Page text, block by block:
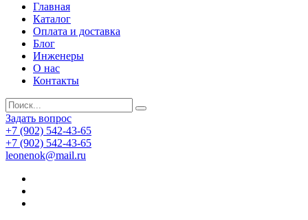
Главная
Каталог
Оплата и доставка
Блог
Инженеры
О нас
Контакты
Задать вопрос
+7 (902) 542-43-65
+7 (902) 542-43-65
leonenok@mail.ru